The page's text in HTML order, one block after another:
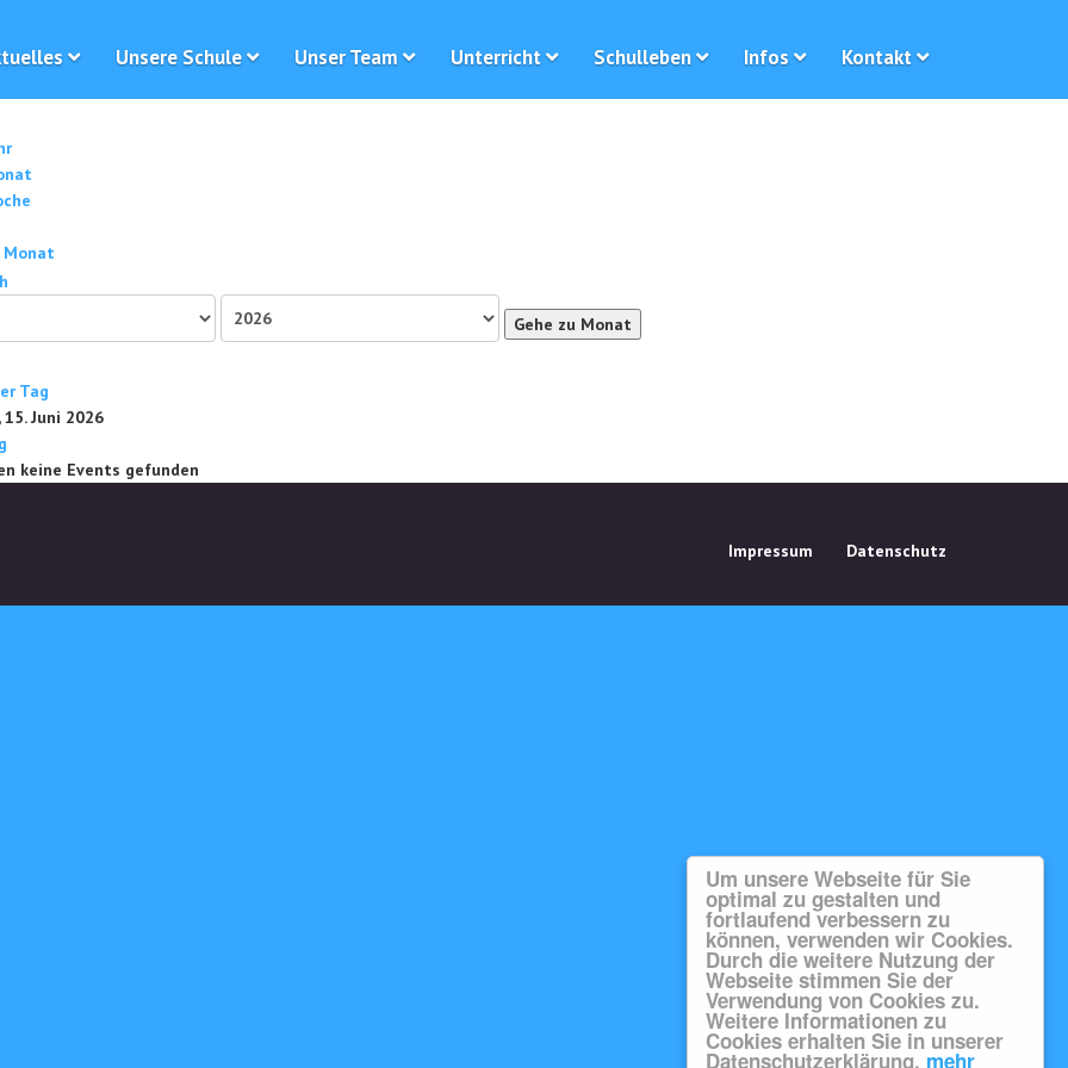
Um unsere Webseite für Sie
optimal zu gestalten und
fortlaufend verbessern zu
können, verwenden wir Cookies.
Durch die weitere Nutzung der
Webseite stimmen Sie der
Verwendung von Cookies zu.
Weitere Informationen zu
Cookies erhalten Sie in unserer
Datenschutzerklärung. mehr
Unsere Schule Unser Team Unterricht Schulleben Infos Kontakt
Monat
Gehe zu Monat
Tag
Juni 2026
keine Events gefunden
Impressum Datenschutz